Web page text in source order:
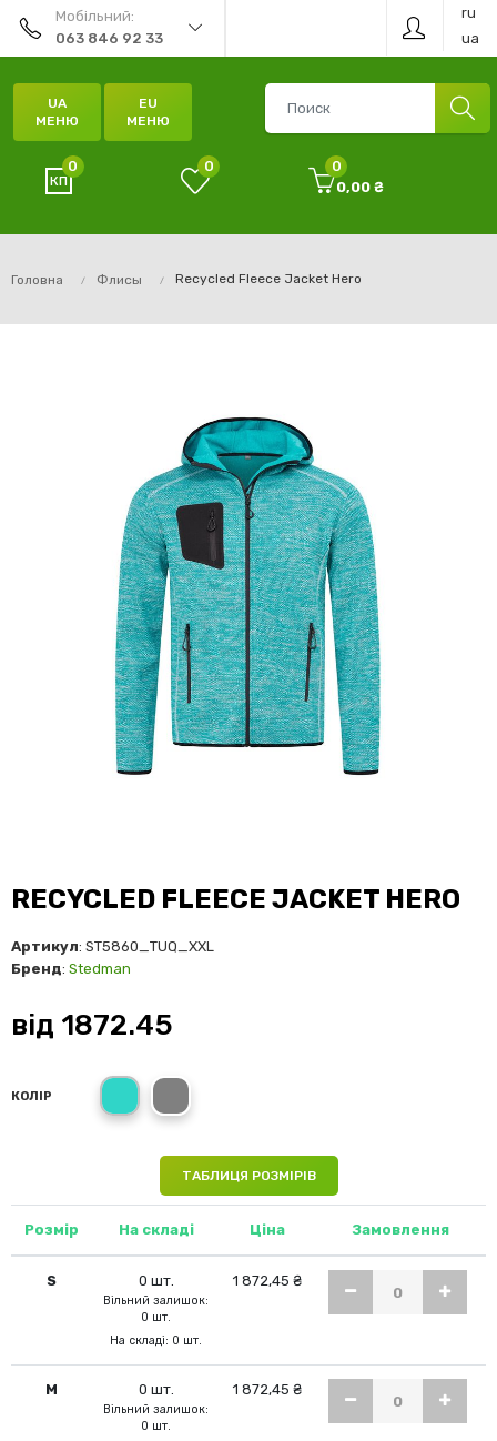
Мобільний:
063 846 92 33
ru
ua
UA
МЕНЮ
EU
МЕНЮ
0 0
0
0,00 ₴
Головна Флисы Recycled Fleece Jacket Hero
RECYCLED FLEECE JACKET HERO
Артикул: ST5860_TUQ_XXL
Бренд: Stedman
від 1872.45
КОЛІР
TurquoiseGrey Steel
ТАБЛИЦЯ РОЗМІРІВ
Розмір На складі Ціна Замовлення
S 0 шт.
Вільний залишок:
0 шт.
На складі: 0 шт.
1 872,45 ₴
M 0 шт.
Вільний залишок:
0 шт.
1 872,45 ₴